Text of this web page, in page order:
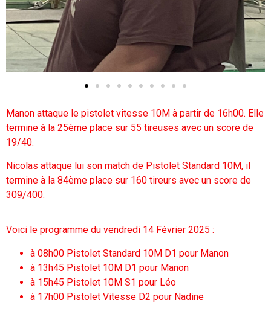
Manon attaque le pistolet vitesse 10M à partir de 16h00. Elle
termine à la 25ème place sur 55 tireuses avec un score de
19/40.
Nicolas attaque lui son match de Pistolet Standard 10M, il
termine à la 84ème place sur 160 tireurs avec un score de
309/400.
Voici le programme du vendredi 14 Février 2025 :
à 08h00 Pistolet Standard 10M D1 pour Manon
à 13h45 Pistolet 10M D1 pour Manon
à 15h45 Pistolet 10M S1 pour Léo
à 17h00 Pistolet Vitesse D2 pour Nadine